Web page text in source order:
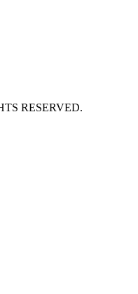
RESERVED.